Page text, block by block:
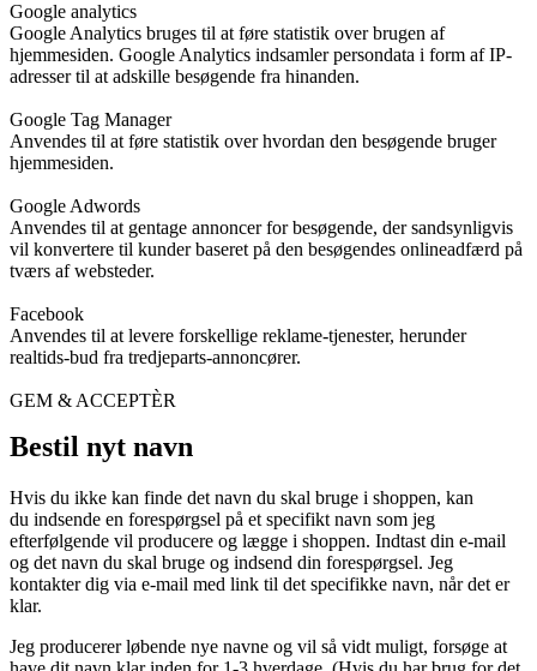
Google analytics
Google Analytics bruges til at føre statistik over brugen af
hjemmesiden. Google Analytics indsamler persondata i form af IP-
adresser til at adskille besøgende fra hinanden.
Google Tag Manager
Anvendes til at føre statistik over hvordan den besøgende bruger
hjemmesiden.
Google Adwords
Anvendes til at gentage annoncer for besøgende, der sandsynligvis
vil konvertere til kunder baseret på den besøgendes onlineadfærd på
tværs af websteder.
Facebook
Anvendes til at levere forskellige reklame-tjenester, herunder
realtids-bud fra tredjeparts-annoncører.
GEM & ACCEPTÈR
Bestil nyt navn
Hvis du ikke kan finde det navn du skal bruge i shoppen, kan
du indsende en forespørgsel på et specifikt navn som jeg
efterfølgende vil producere og lægge i shoppen. Indtast din e-mail
og det navn du skal bruge og indsend din forespørgsel. Jeg
kontakter dig via e-mail med link til det specifikke navn, når det er
klar.
Jeg producerer løbende nye navne og vil så vidt muligt, forsøge at